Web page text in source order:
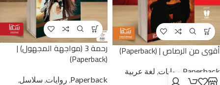
أقوى من الرصاص | (Paperback)
Paperback روايات, لغة عربية
وحوار بالمصرية
رحمة 3 (مواجهة المجهول) |
(Paperback)
Paperback روايات سلاسل